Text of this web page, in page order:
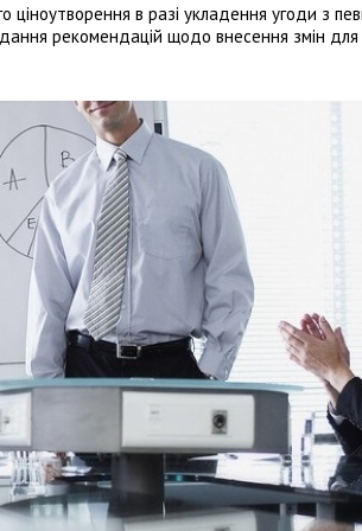
ціноутворення в разі укладення угоди з
рекомендацій щодо внесення змін для